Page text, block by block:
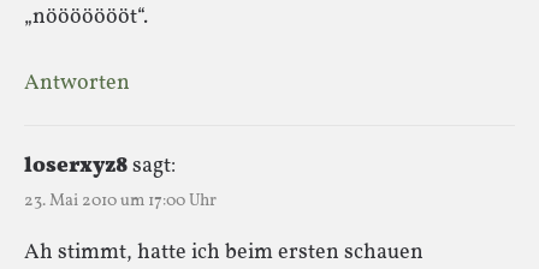
„nöööööööt“.
Antworten
loserxyz8sagt:
23. Mai 2010 um 17:00 Uhr
Ah stimmt, hatte ich beim ersten schauen